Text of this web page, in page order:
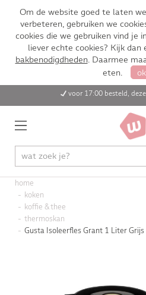
Om de website goed te laten
verbeteren, gebruiken we
cookies die we gebruiken vind je
liever echte cookies? Kijk
bakbenodigdheden. Daarmee
eten.
voor 17:00 besteld,
home
koken
koffie & thee
thermoskan
Gusta Isoleerfles Grant 1 Liter Grijs